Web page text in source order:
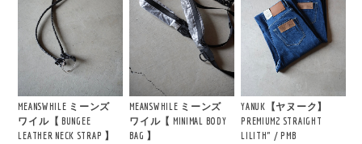
MEANSWHILE ミーンズ
ワイル【 BUNGEE
LEATHER NECK STRAP 】
MEANSWHILE ミーンズ
ワイル【 MINIMAL BODY
BAG 】
YANUK【ヤヌーク】
PREMIUM2 STRAIGHT
LILITH" / PMB